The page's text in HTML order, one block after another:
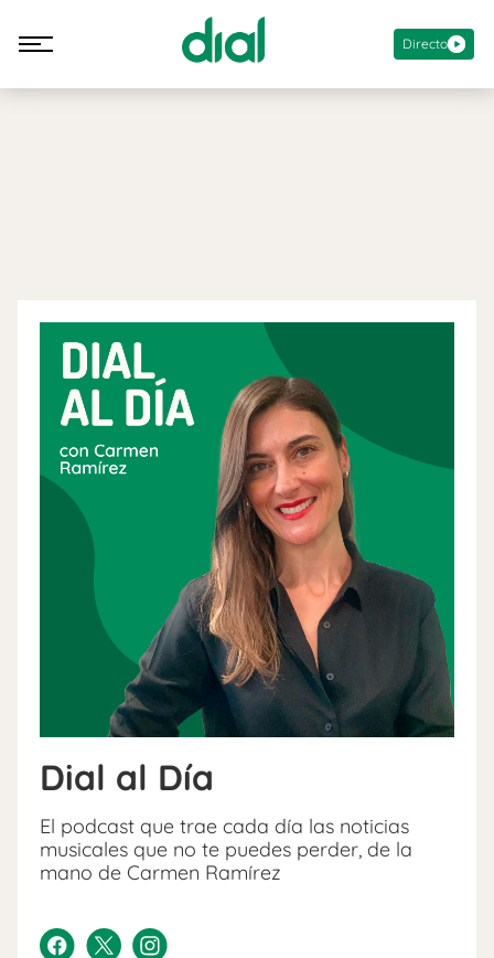
Directo
Dial al Día
El podcast que trae cada día las noticias
musicales que no te puedes perder, de la
mano de Carmen Ramírez